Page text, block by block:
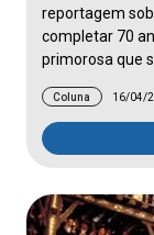
reportagem
completar 70
primorosa que
Coluna 16/04/